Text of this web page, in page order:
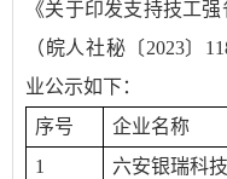
《关于印发支持技工
（皖人社秘〔2023〕
业公示如下：
序号
企业名称
1
六安银瑞科